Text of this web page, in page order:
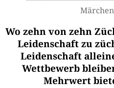
Wo zehn von zehn
Leidenschaft zu
Leidenschaft
Wettbewerb
Mehrwert